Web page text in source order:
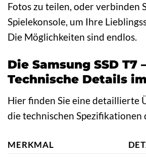
Fotos zu teilen, oder verbinden
Spielekonsole, um Ihre
Die Möglichkeiten sind endlos.
Die Samsung SSD T7
Technische Details
Hier finden Sie eine detaillierte
die technischen Spezifikationen
MERKMAL